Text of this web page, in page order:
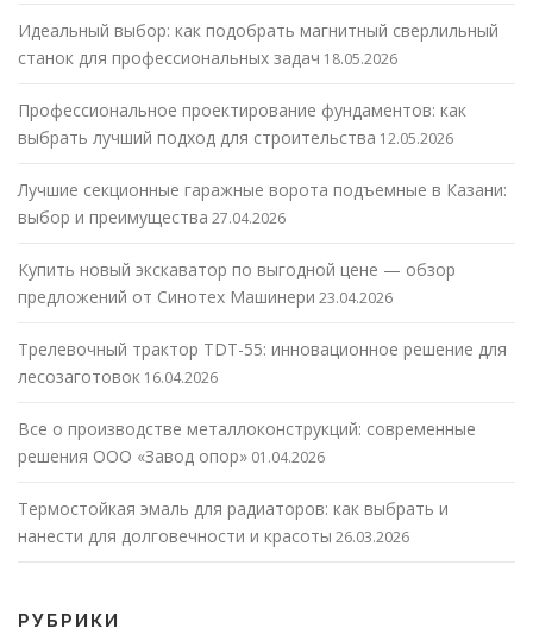
Идеальный выбор: как подобрать магнитный сверлильный
станок для профессиональных задач 18.05.2026
Профессиональное проектирование фундаментов: как
выбрать лучший подход для строительства 12.05.2026
Лучшие секционные гаражные ворота подъемные в Казани:
выбор и преимущества 27.04.2026
Купить новый экскаватор по выгодной цене — обзор
предложений от Синотех Машинери 23.04.2026
Трелевочный трактор TDT-55: инновационное решение для
лесозаготовок 16.04.2026
Все о производстве металлоконструкций: современные
решения ООО «Завод опор» 01.04.2026
Термостойкая эмаль для радиаторов: как выбрать и
нанести для долговечности и красоты 26.03.2026
РУБРИКИ